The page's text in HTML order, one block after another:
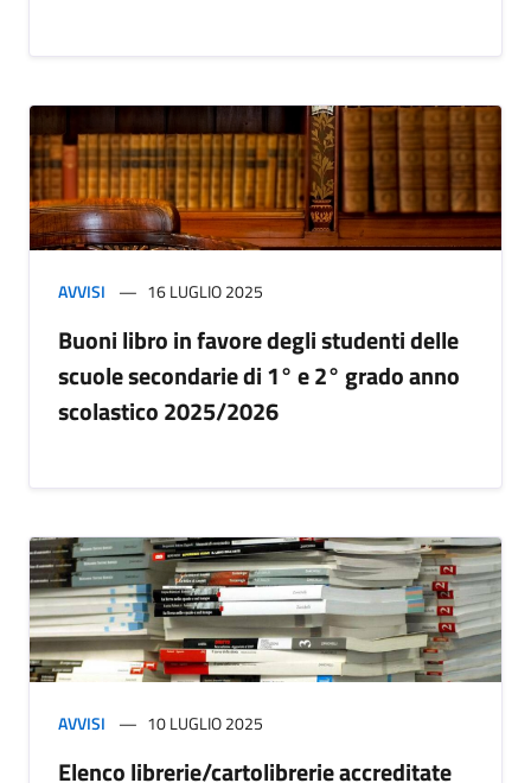
AVVISI 16 LUGLIO 2025
Buoni libro in favore degli studenti delle
scuole secondarie di 1° e 2° grado anno
scolastico 2025/2026
AVVISI 10 LUGLIO 2025
Elenco librerie/cartolibrerie accreditate